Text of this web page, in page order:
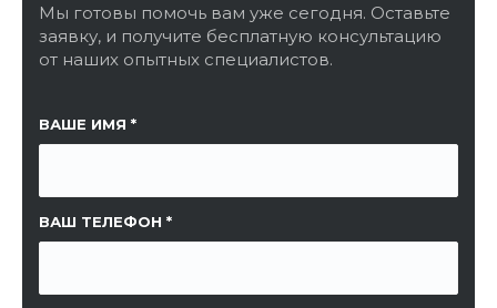
Мы готовы помочь вам уже сегодня. Оставьте
заявку, и получите бесплатную консультацию
от наших опытных специалистов.
ВАШЕ ИМЯ
ВАШ ТЕЛЕФОН
ССЫЛКА НА СТРАНИЦУ